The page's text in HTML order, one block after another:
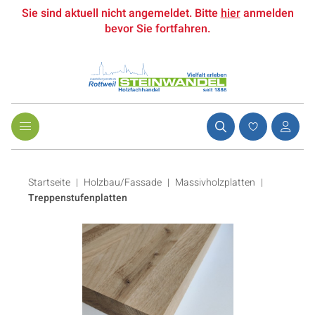
Sie sind aktuell nicht angemeldet. Bittehieranmelden
bevor Sie fortfahren.
Startseite Holzbau/Fassade | Massivholzplatten |
Treppenstufenplatten